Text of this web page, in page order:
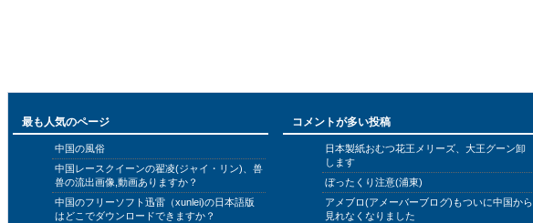
最も人気のページ
中国の風俗
中国レースクイーンの翟凌(ジャイ・リン)、兽
兽の流出画像,動画ありますか？
中国のフリーソフト迅雷（xunlei)の日本語版
はどこでダウンロードできますか？
コメントが多い投稿
日本製紙おむつ花王メリーズ、大王グーン卸
します
ぼったくり注意(浦東)
アメブロ(アメーバーブログ)もついに中国から
見れなくなりました